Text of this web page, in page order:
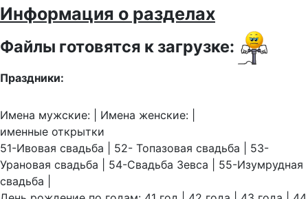
Информация о разделах
Файлы готовятся к загрузке:
Праздники:
Имена мужские: | Имена женские: |
именные открытки
51-Ивовая свадьба | 52- Топазовая свадьба | 53-
Урановая свадьба | 54-Свадьба Зевса | 55-Изумрудная
свадьба |